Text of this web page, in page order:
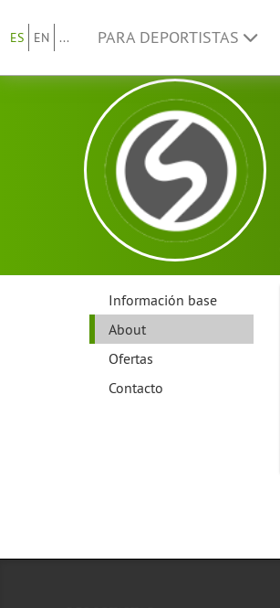
ES EN ... PARA DEPORTISTAS
Información base
About
Ofertas
Contacto